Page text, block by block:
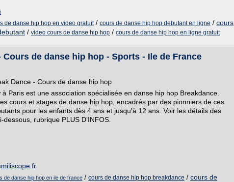
de danse hip hop en video gratuit/ cours de danse hip hop debutant en ligne / cours
/ video cours de danse hip hop / cours de danse hip hop en ligne gratuit
Cours de danse hip hop - Sports - Ile de France
Dance - Cours de danse hip hop
à Paris est une association spécialisée en danse hip hop Breakdance.
cours et stages de danse hip hop, encadrés par des pionniers de ces
pour les enfants dès 4 ans et jusqu'à 12 ans. Voir les détails des
dessous, rubrique PLUS D'INFOS.
de danse hip hop en ile de france / cours de danse hip hop breakdance / cours de